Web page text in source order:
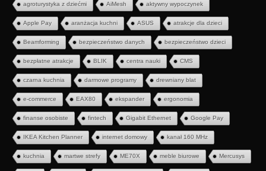
agroturystyka z dziećmi AiMesh aktywny wypoczynek
Apple Pay aranżacja kuchni ASUS atrakcje dla dzieci
Beamforming bezpieczeństwo danych bezpieczeństwo dzieci
bezpłatne atrakcje BLIK centra nauki CMS
czarna kuchnia darmowe programy drewniany blat
e-commerce EAX80 ekspander ergonomia
finanse osobiste fintech Gigabit Ethernet Google Pay
IKEA Kitchen Planner internet domowy kanał 160 MHz
kuchnia martwe strefy ME70X meble biurowe Mercusys